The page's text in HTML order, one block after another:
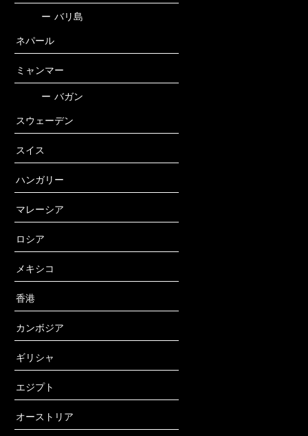
ー バリ島
ネパール
ミャンマー
ー バガン
スウェーデン
スイス
ハンガリー
マレーシア
ロシア
メキシコ
香港
カンボジア
ギリシャ
エジプト
オーストリア